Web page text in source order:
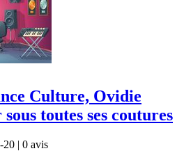
Culture, Ovidie
toutes ses coutures
20 | 0 avis